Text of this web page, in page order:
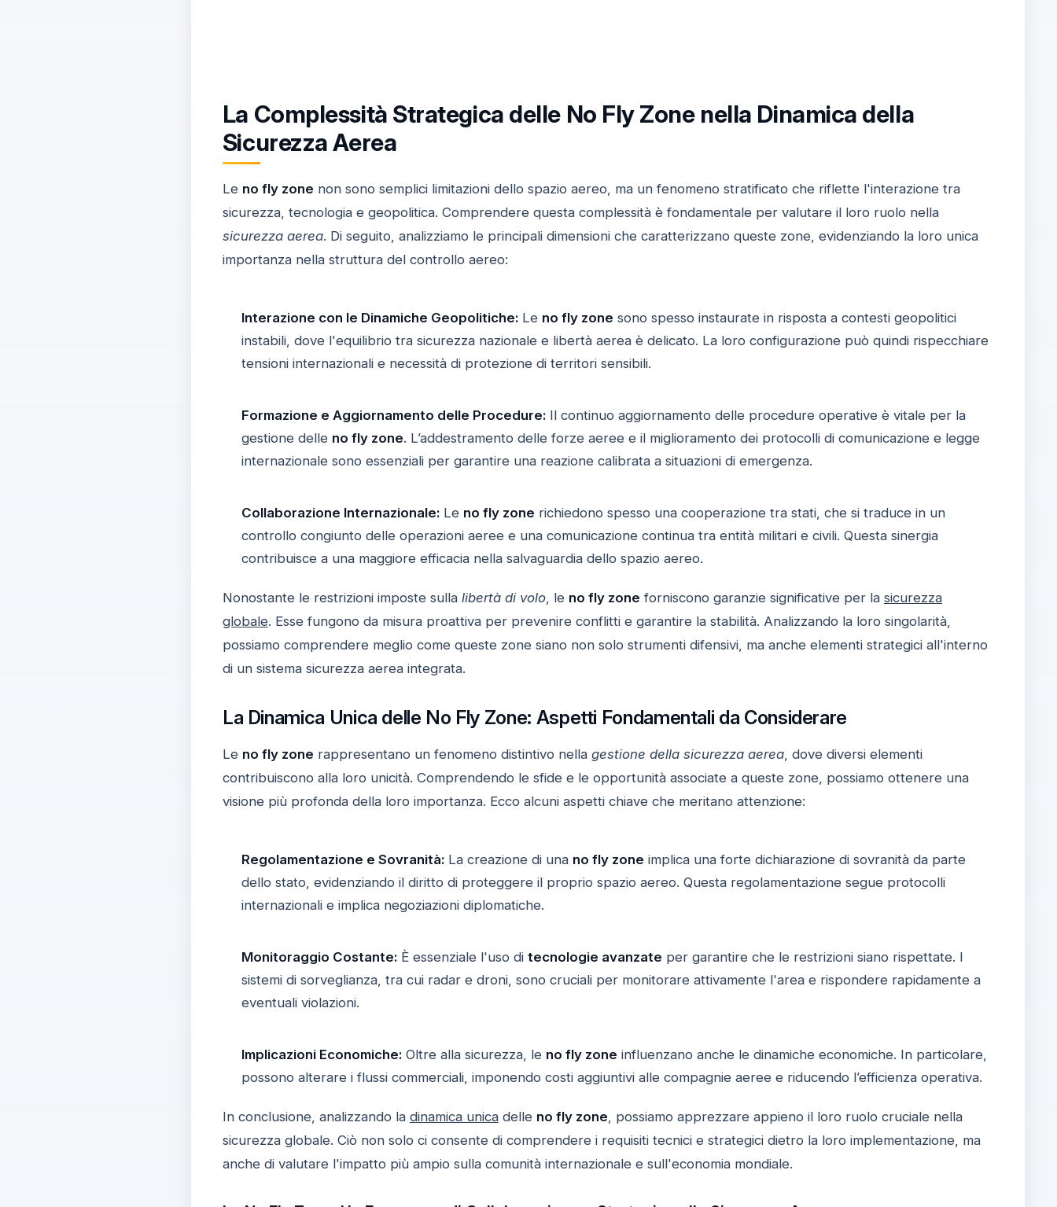
La Complessità Strategica delle No Fly Zone nella Dinamica della
Sicurezza Aerea
Le no fly zone non sono semplici limitazioni dello spazio aereo, ma un fenomeno stratificato che riflette l'interazione tra
sicurezza, tecnologia e geopolitica. Comprendere questa complessità è fondamentale per valutare il loro ruolo nella
sicurezza aerea. Di seguito, analizziamo le principali dimensioni che caratterizzano queste zone, evidenziando la loro unica
importanza nella struttura del controllo aereo:
Interazione con le Dinamiche Geopolitiche:Le no fly zone sono spesso instaurate in risposta a contesti geopolitici
instabili, dove l'equilibrio tra sicurezza nazionale e libertà aerea è delicato. La loro configurazione può quindi rispecchiare
tensioni internazionali e necessità di protezione di territori sensibili.
Formazione e Aggiornamento delle Procedure:Il continuo aggiornamento delle procedure operative è vitale per la
gestione delle no fly zone. L’addestramento delle forze aeree e il miglioramento dei protocolli di comunicazione e legge
internazionale sono essenziali per garantire una reazione calibrata a situazioni di emergenza.
Collaborazione Internazionale:Le no fly zone richiedono spesso una cooperazione tra stati, che si traduce in un
controllo congiunto delle operazioni aeree e una comunicazione continua tra entità militari e civili. Questa sinergia
contribuisce a una maggiore efficacia nella salvaguardia dello spazio aereo.
Nonostante le restrizioni imposte sulla libertà di volo, le no fly zone forniscono garanzie significative per la sicurezza
globale. Esse fungono da misura proattiva per prevenire conflitti e garantire la stabilità. Analizzando la loro singolarità,
possiamo comprendere meglio come queste zone siano non solo strumenti difensivi, ma anche elementi strategici all'interno
di un sistema sicurezza aerea integrata.
La Dinamica Unica delle No Fly Zone: Aspetti Fondamentali da Considerare
Le no fly zone rappresentano un fenomeno distintivo nella gestione della sicurezza aerea, dove diversi elementi
contribuiscono alla loro unicità. Comprendendo le sfide e le opportunità associate a queste zone, possiamo ottenere una
visione più profonda della loro importanza. Ecco alcuni aspetti chiave che meritano attenzione:
Regolamentazione e Sovranità:La creazione di una no fly zone implica una forte dichiarazione di sovranità da parte
dello stato, evidenziando il diritto di proteggere il proprio spazio aereo. Questa regolamentazione segue protocolli
internazionali e implica negoziazioni diplomatiche.
Monitoraggio Costante:È essenziale l'uso di tecnologie avanzate per garantire che le restrizioni siano rispettate. I
sistemi di sorveglianza, tra cui radar e droni, sono cruciali per monitorare attivamente l'area e rispondere rapidamente a
eventuali violazioni.
Implicazioni Economiche:Oltre alla sicurezza, le no fly zone influenzano anche le dinamiche economiche. In particolare,
possono alterare i flussi commerciali, imponendo costi aggiuntivi alle compagnie aeree e riducendo l’efficienza operativa.
In conclusione, analizzando la dinamica unicadelle no fly zone , possiamo apprezzare appieno il loro ruolo cruciale nella
sicurezza globale. Ciò non solo ci consente di comprendere i requisiti tecnici e strategici dietro la loro implementazione, ma
anche di valutare l'impatto più ampio sulla comunità internazionale e sull'economia mondiale.